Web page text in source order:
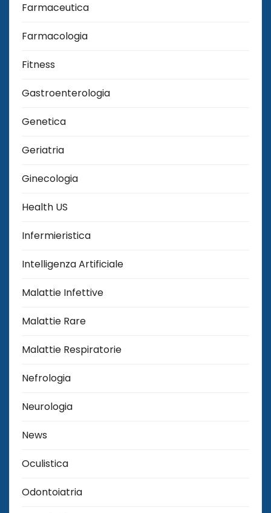
Farmaceutica
Farmacologia
Fitness
Gastroenterologia
Genetica
Geriatria
Ginecologia
Health US
Infermieristica
Intelligenza Artificiale
Malattie Infettive
Malattie Rare
Malattie Respiratorie
Nefrologia
Neurologia
News
Oculistica
Odontoiatria